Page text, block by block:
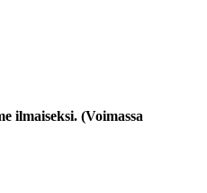
ilmaiseksi. (Voimassa